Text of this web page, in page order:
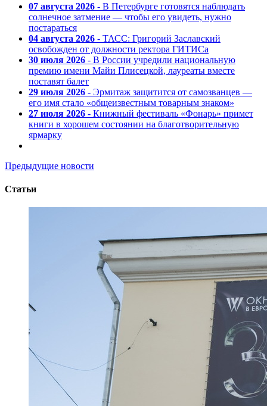
07 августа 2026 - В Петербурге готовятся наблюдать
солнечное затмение — чтобы его увидеть, нужно
постараться
04 августа 2026 - ТАСС: Григорий Заславский
освобожден от должности ректора ГИТИСа
30 июля 2026 - В России учредили национальную
премию имени Майи Плисецкой, лауреаты вместе
поставят балет
29 июля 2026 - Эрмитаж защитится от самозванцев —
его имя стало «общеизвестным товарным знаком»
27 июля 2026 - Книжный фестиваль «Фонарь» примет
книги в хорошем состоянии на благотворительную
ярмарку
Предыдущие новости
Статьи